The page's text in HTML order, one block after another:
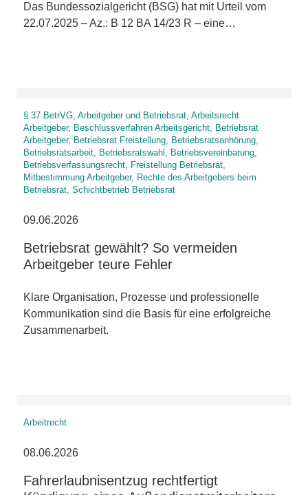
Das Bundessozialgericht (BSG) hat mit Urteil vom
22.07.2025 – Az.: B 12 BA 14/23 R – eine…
§ 37 BetrVG, Arbeitgeber und Betriebsrat, Arbeitsrecht
Arbeitgeber, Beschlussverfahren Arbeitsgericht, Betriebsrat
Arbeitgeber, Betriebsrat Freistellung, Betriebsratsanhörung,
Betriebsratsarbeit, Betriebsratswahl, Betriebsvereinbarung,
Betriebsverfassungsrecht, Freistellung Betriebsrat,
Mitbestimmung Arbeitgeber, Rechte des Arbeitgebers beim
Betriebsrat, Schichtbetrieb Betriebsrat
09.06.2026
Betriebsrat gewählt? So vermeiden
Arbeitgeber teure Fehler
Klare Organisation, Prozesse und professionelle
Kommunikation sind die Basis für eine erfolgreiche
Zusammenarbeit.
Arbeitrecht
08.06.2026
Fahrerlaubnisentzug rechtfertigt